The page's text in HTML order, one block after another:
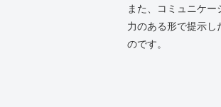
また、コミュニケ
力のある形で提示し
のです。